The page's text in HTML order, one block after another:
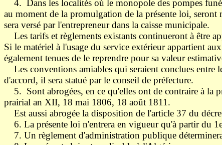
4. Dans les localités où le monopole des pompes
au moment de la promulgation de la présente loi, seront
sera versé par l'entrepreneur dans la caisse municipale.
Les tarifs et règlements existants continueront à être
Si le matériel à l'usage du service extérieur appartient
également tenues de le reprendre pour sa valeur
Les conventions amiables qui seraient conclues entre
d'accord, il sera statué par le conseil de préfecture.
5. Sont abrogées, en ce qu'elles ont de contraire à la
prairial an XII, 18 mai 1806, 18 août 1811.
Est aussi abrogée la disposition de l'article 37 du
6. La présente loi n'entrera en vigueur qu'à partir du
7. Un règlement d'administration publique